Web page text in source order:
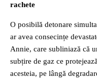
rachete
O posibilă detonare
ar avea consecințe
Annie, care subliniază că
subțire de gaz ce
acesteia, pe lângă